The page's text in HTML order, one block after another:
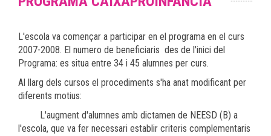
L'escola va començar a participar en el programa en el curs
2007-2008. El numero de beneficiaris des de l'inici del
Programa: es situa entre 34 i 45 alumnes per curs.
Al llarg dels cursos el procediments s'ha anat modificant per
diferents motius:
L'augment d'alumnes amb dictamen de NEESD (B) a
l'escola, que va fer necessari establir criteris complementaris